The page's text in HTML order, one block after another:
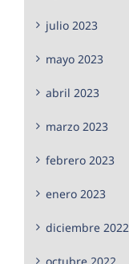
julio 2023
mayo 2023
abril 2023
marzo 2023
febrero 2023
enero 2023
diciembre 2022
octubre 2022